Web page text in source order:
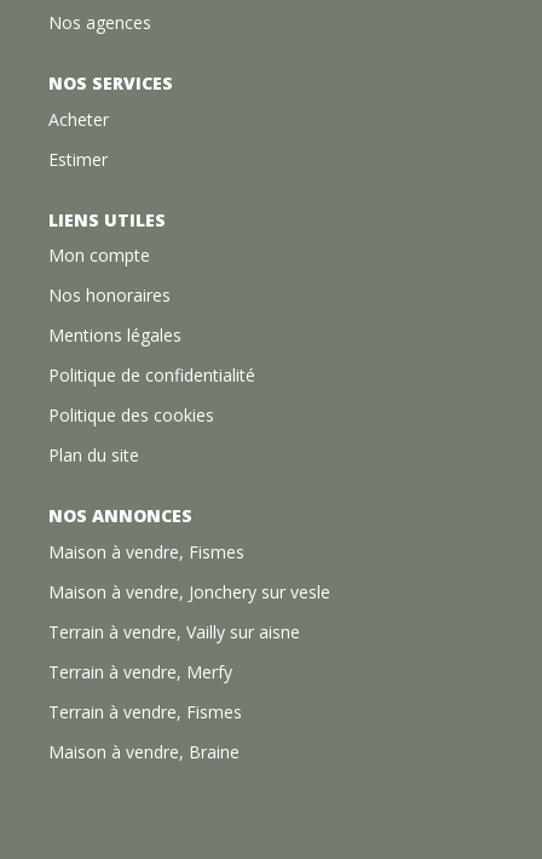
Nos agences
NOS SERVICES
Acheter
Estimer
LIENS UTILES
Mon compte
Nos honoraires
Mentions légales
Politique de confidentialité
Politique des cookies
Plan du site
NOS ANNONCES
Maison à vendre, Fismes
Maison à vendre, Jonchery sur vesle
Terrain à vendre, Vailly sur aisne
Terrain à vendre, Merfy
Terrain à vendre, Fismes
Maison à vendre, Braine